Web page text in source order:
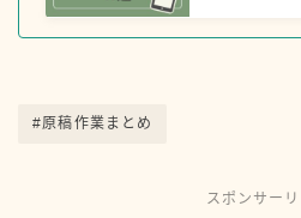
#原稿作業まとめ
スポンサー